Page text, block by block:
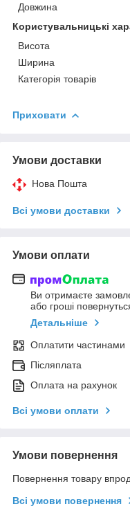
Довжина
Користувальницькі
Висота
Ширина
Категорія товарів
Приховати
Умови доставки
Нова Пошта
Всі умови доставки
Умови оплати
Ви отримаєте
або гроші
Детальніше
Оплатити частинами
Післяплата
Оплата на рахунок
Всі умови оплати
Умови повернення
Повернення товару
Всі умови повернення